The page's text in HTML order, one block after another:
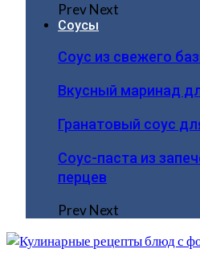
PrevNext
Соусы
Соус из свежего
Вкусный маринад
Гранатовый соус
Соус-паста из
перцев
PrevNext